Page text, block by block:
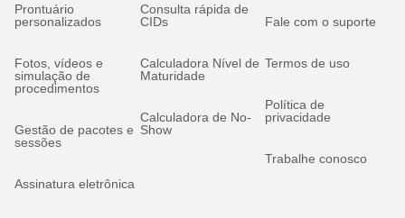
Prontuário
personalizados
Fotos, vídeos e
simulação de
procedimentos
Gestão de pacotes e
sessões
Assinatura eletrônica
Consulta rápida de
CIDs
Calculadora Nível de
Maturidade
Calculadora de No-
Show
Fale com o suporte
Termos de uso
Política de
privacidade
Trabalhe conosco